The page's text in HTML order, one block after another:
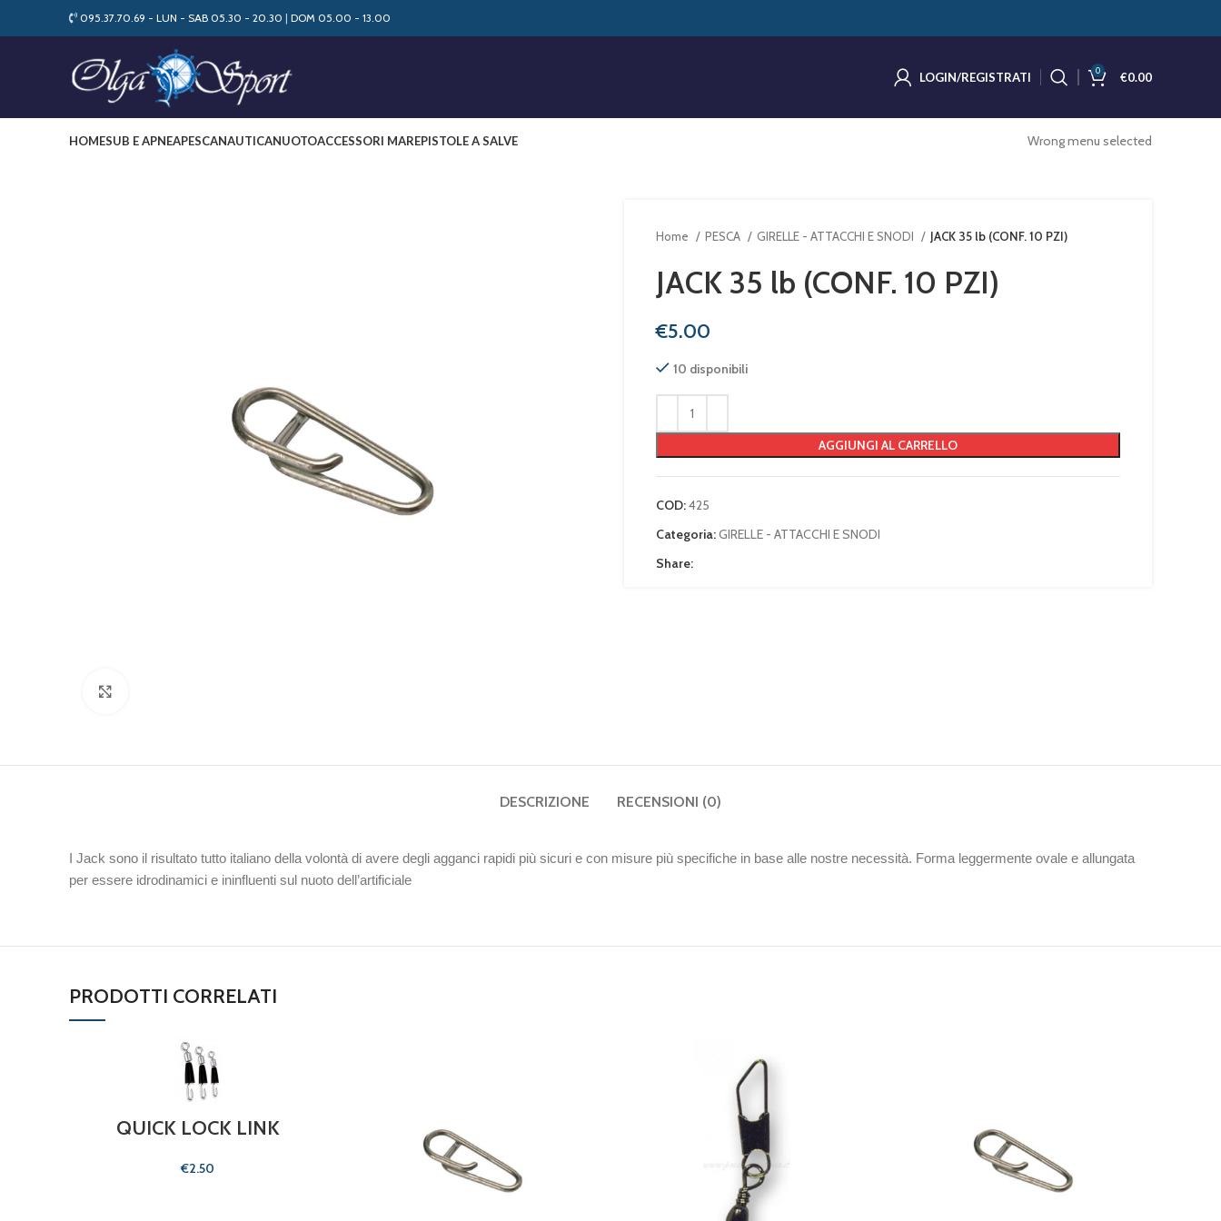
095.37.70.69 - LUN - SAB 05.30 - 20.30 | DOM 05.00 - 13.00
LOGIN/REGISTRATI 0 €0.00
HOMESUB E APNEAPESCANAUTICANUOTOACCESSORI MAREPISTOLE A SALVE Wrong menu selected
Home PESCA GIRELLE - ATTACCHI E SNODI JACK 35 lb (CONF. 10 PZI)
JACK 35 lb (CONF. 10 PZI)
€
10 disponibili
AGGIUNGI AL CARRELLO
COD:425
Categoria:GIRELLE - ATTACCHI E SNODI
Share:
DESCRIZIONE RECENSIONI (0)
I Jack sono il risultato tutto italiano della volontà di avere degli agganci rapidi più sicuri e con misure più specifiche in base alle nostre necessità. Forma leggermente ovale e allungata
per essere idrodinamici e ininfluenti sul nuoto dell’artificiale
PRODOTTI CORRELATI
QUICK LOCK LINK
€